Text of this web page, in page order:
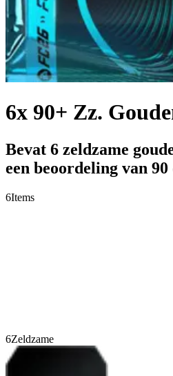
6x 90+ Zz.
Bevat 6 zeldzame
een beoordeling van 90
6Items
6Zeldzame